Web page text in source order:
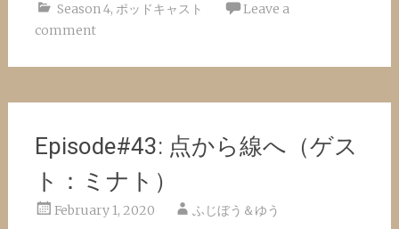
Season 4, ポッドキャスト
Leave a
comment
Episode#43: 点から線へ（ゲス
ト：ミナト）
February 1, 2020 ふじぼう＆ゆう